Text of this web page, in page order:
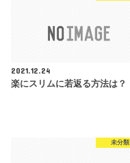
2021.12.24
楽にスリムに若返る方法は？
未分類